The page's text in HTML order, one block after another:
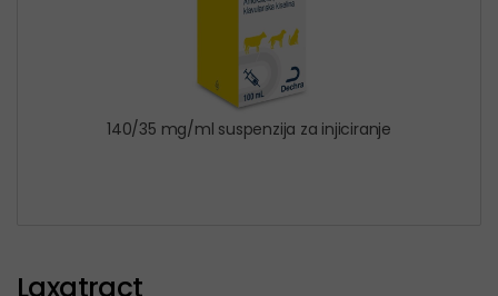
140/35 mg/ml suspenzija za injiciranje
Laxatract